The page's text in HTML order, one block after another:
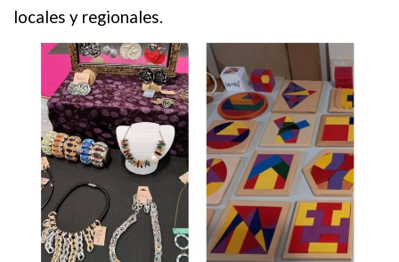
locales y regionales.